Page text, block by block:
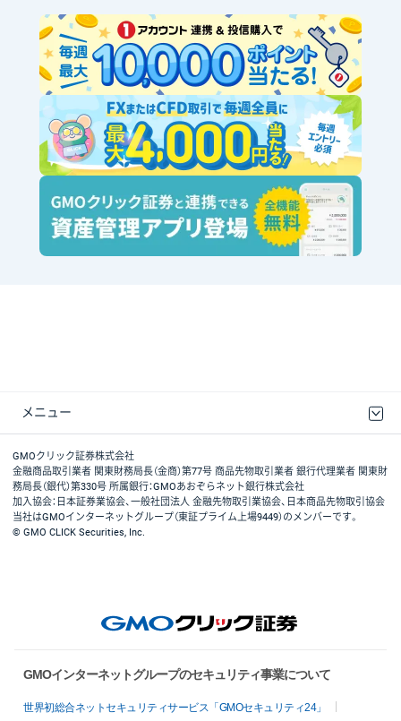
メニュー
取引規程・約款
最良執行方針
ディスクレイマー
リスク説明
GMOクリック証券ホームページ
GMOクリック証券株式会社
金融商品取引業者 関東財務局長（金商）第77号 商品先物取引業者 銀行代理業者 関東財
務局長（銀代）第330号 所属銀行：GMOあおぞらネット銀行株式会社
加入協会：日本証券業協会、一般社団法人 金融先物取引業協会、日本商品先物取引協会
当社はGMOインターネットグループ（東証プライム上場9449）のメンバーです。
© GMO CLICK Securities, Inc.
GMOインターネットグループのセキュリティ事業について
世界初総合ネットセキュリティサービス「GMOセキュリティ24」